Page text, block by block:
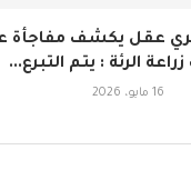
عقل يكشف مفاجأة
الرئة : يتم التبرع...
16 مايو، 2026